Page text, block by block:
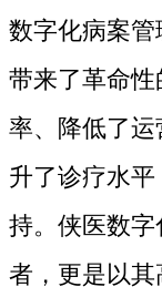
数字化病案
带来了革命
率、降低了
升了诊疗水
持。侠医数
者，更是以